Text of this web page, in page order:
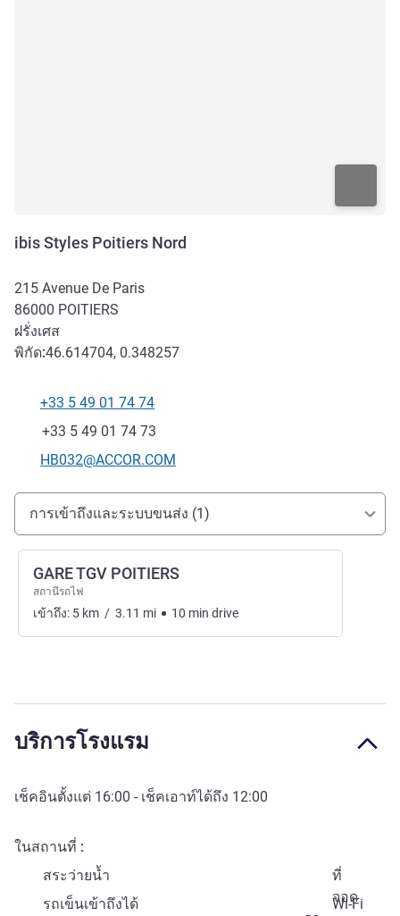
ibis Styles Poitiers Nord
215 Avenue De Paris
86000 POITIERS
ฝรั่งเศส
พิกัด:46.614704, 0.348257
โทรศัพท์
+33 5 49 01 74 74
แฟกซ์
+33 5 49 01 74 73
อีเมลติดต่อ
HB032@ACCOR.COM
การเข้าถึงและการเดินทาง
การเข้าถึงและระบบขนส่ง (1)
GARE TGV POITIERS
สถานีรถไฟ
เข้าถึง: 5 km / 3.11 mi 10 min drive
บริการโรงแรม
เช็คอินตั้งแต่ 16:00 - เช็คเอาท์ได้ถึง 12:00
ในสถานที่
สระว่ายน้ำ
ที่
จอด
รถเข็นเข้าถึงได้ Wi-Fi